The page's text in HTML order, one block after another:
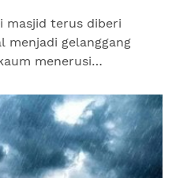
masjid terus diberi
menjadi gelanggang
menerusi